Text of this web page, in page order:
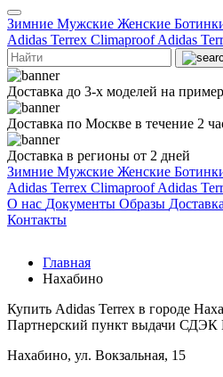
Зимние Мужские Женские
Adidas Terrex ClimaproofAdidas
Доставка до 3-х моделей на
Доставка по Москве в течение 2
Доставка в регионы от 2 дней
Зимние Мужские Женские
Adidas Terrex ClimaproofAdidas
О нас Документы Образы Доставка
Контакты
Главная
Нахабино
Купить Adidas Terrex в городе
Партнерский пункт выдачи СДЭК
Нахабино, ул. Вокзальная, 15